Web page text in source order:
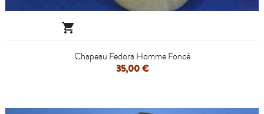

Chapeau Fedora Homme Foncé
35,00 €